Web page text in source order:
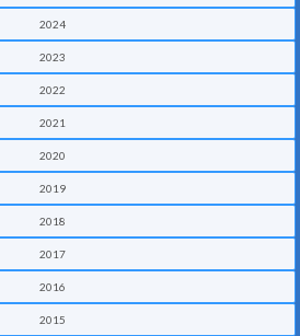
2024
2023
2022
2021
2020
2019
2018
2017
2016
2015